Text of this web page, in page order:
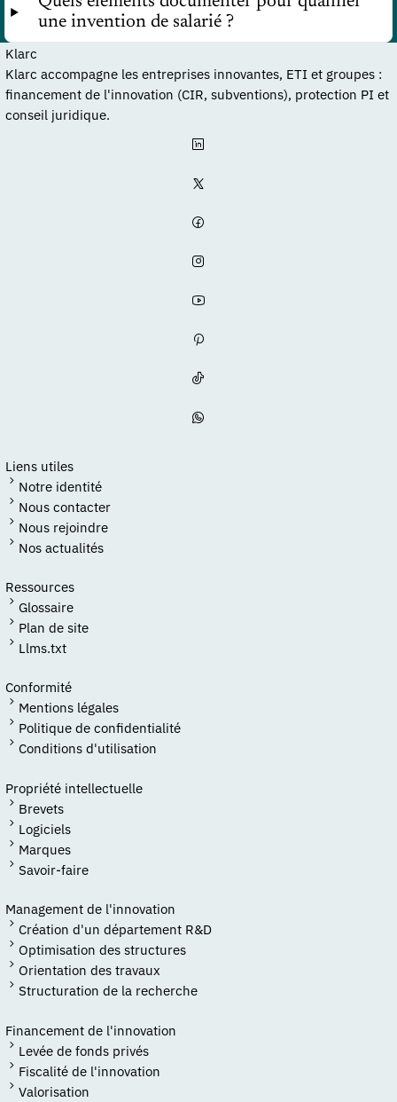
une invention de salarié ?
Klarc
Klarc accompagne les entreprises innovantes, ETI et groupes :
financement de l'innovation (CIR, subventions), protection PI et
conseil juridique.
Liens utiles
Notre identité
Nous contacter
Nous rejoindre
Nos actualités
Ressources
Glossaire
Plan de site
Llms.txt
Conformité
Mentions légales
Politique de confidentialité
Conditions d'utilisation
Propriété intellectuelle
Brevets
Logiciels
Marques
Savoir-faire
Management de l'innovation
Création d'un département R&D
Optimisation des structures
Orientation des travaux
Structuration de la recherche
Financement de l'innovation
Levée de fonds privés
Fiscalité de l'innovation
Valorisation